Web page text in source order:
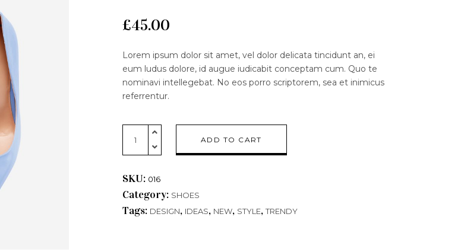
£45.00
Lorem ipsum dolor sit amet, vel dolor delicata tincidunt an, ei
eum ludus dolore, id augue iudicabit conceptam cum. Quo te
nominavi intellegebat. No eos porro scriptorem, sea et inimicus
referrentur.
Sandals
quantity
ADD TO CART
SKU: 016
Category: SHOES
Tags: DESIGN, IDEAS, NEW, STYLE,TRENDY